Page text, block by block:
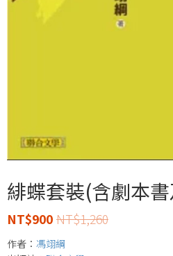
緋蝶套裝(含劇本書
NT$1,260
NT$900
作者： 馮翊綱